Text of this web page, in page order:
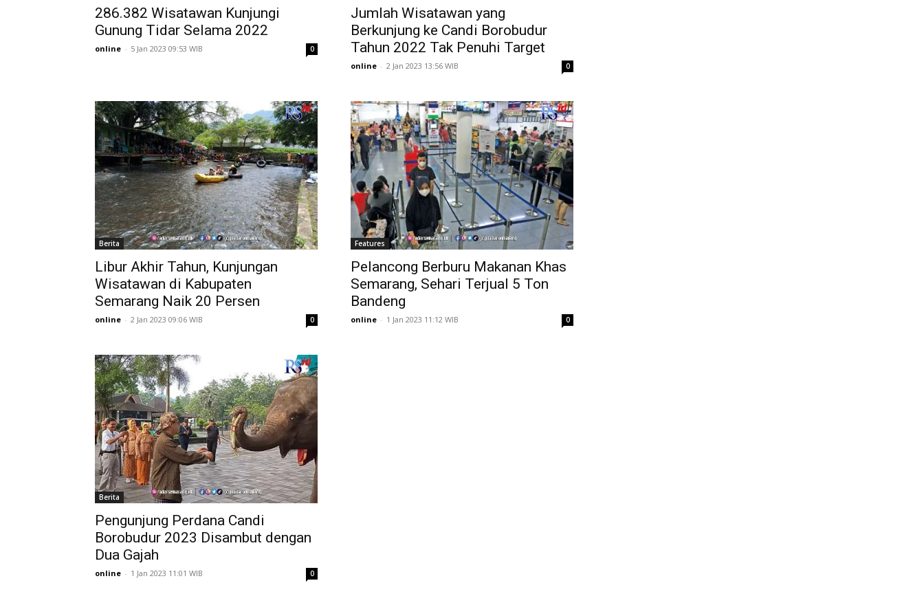
286.382 Wisatawan Kunjungi
Gunung Tidar Selama 2022
online - 5 Jan 2023 09:53 WIB 0
Jumlah Wisatawan yang
Berkunjung ke Candi Borobudur
Tahun 2022 Tak Penuhi Target
online - 2 Jan 2023 13:56 WIB 0
Berita
Libur Akhir Tahun, Kunjungan
Wisatawan di Kabupaten
Semarang Naik 20 Persen
online - 2 Jan 2023 09:06 WIB 0
Features
Pelancong Berburu Makanan Khas
Semarang, Sehari Terjual 5 Ton
Bandeng
online - 1 Jan 2023 11:12 WIB 0
Berita
Pengunjung Perdana Candi
Borobudur 2023 Disambut dengan
Dua Gajah
online - 1 Jan 2023 11:01 WIB 0